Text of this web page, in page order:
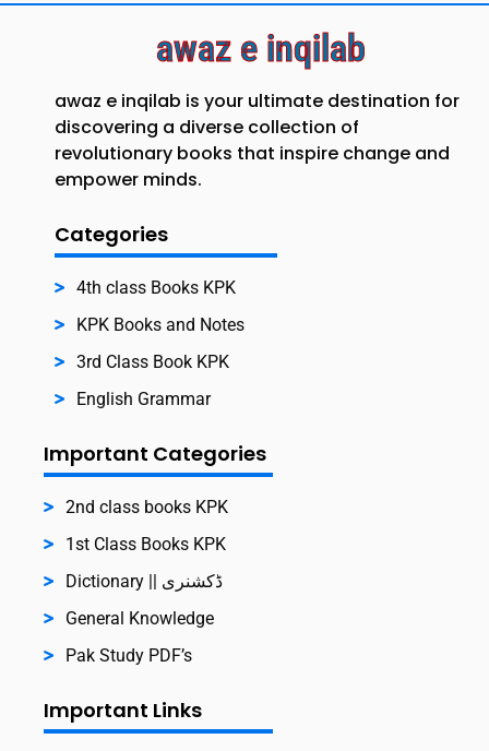
awaz e inqilab
awaz e inqilab is your ultimate destination for
discovering a diverse collection of
revolutionary books that inspire change and
empower minds.
Categories
4th class Books KPK
KPK Books and Notes
3rd Class Book KPK
English Grammar
Important Categories
2nd class books KPK
1st Class Books KPK
Dictionary || ڈکشنری
General Knowledge
Pak Study PDF’s
Important Links